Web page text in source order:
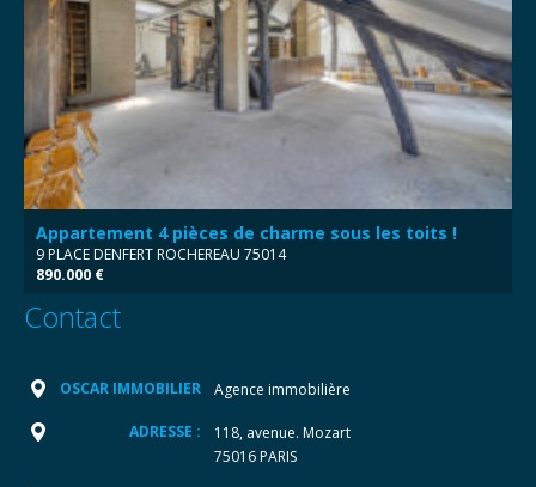
Appartement 4 pièces de charme sous les toits !
9 PLACE DENFERT ROCHEREAU 75014
890.000 €
Contact
OSCAR IMMOBILIER Agence immobilière
ADRESSE :
118, avenue. Mozart
75016 PARIS